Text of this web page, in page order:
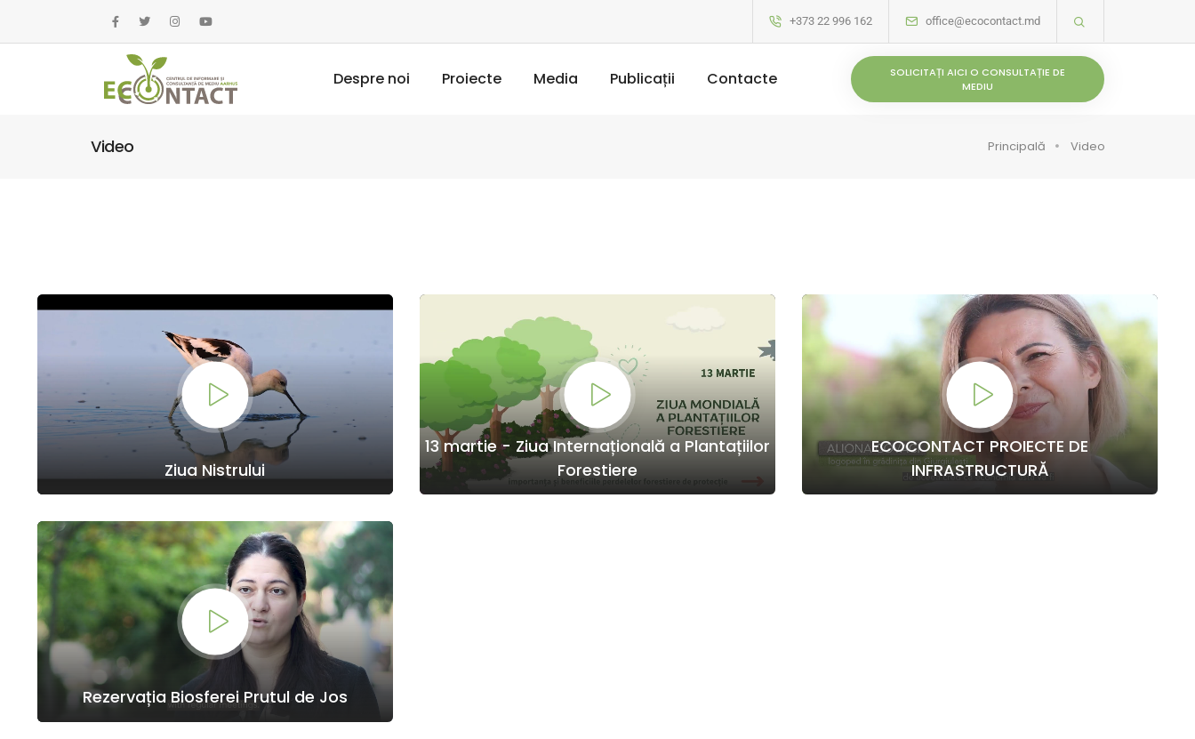
+373 22 996 162 office@ecocontact.md
Despre noi Proiecte Media Publicații Contacte
SOLICITAȚI AICI O CONSULTAȚIE DE
MEDIU
Video Principală Video
Ziua Nistrului
13 martie - Ziua Internațională a Plantațiilor
Forestiere
ECOCONTACT PROIECTE DE
INFRASTRUCTURĂ
Rezervația Biosferei Prutul de Jos